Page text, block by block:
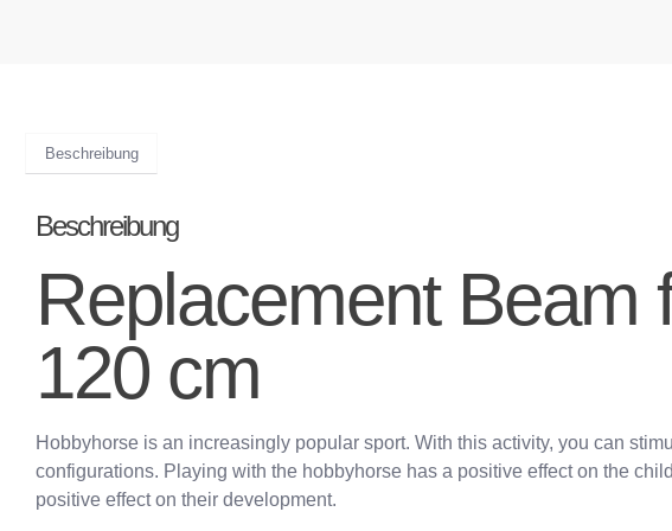
Beschreibung
Beschreibung
Replacement Beam
120 cm
Hobbyhorse is an increasingly popular sport. With this activity, you can
configurations. Playing with the hobbyhorse has a positive effect on the
positive effect on their development.